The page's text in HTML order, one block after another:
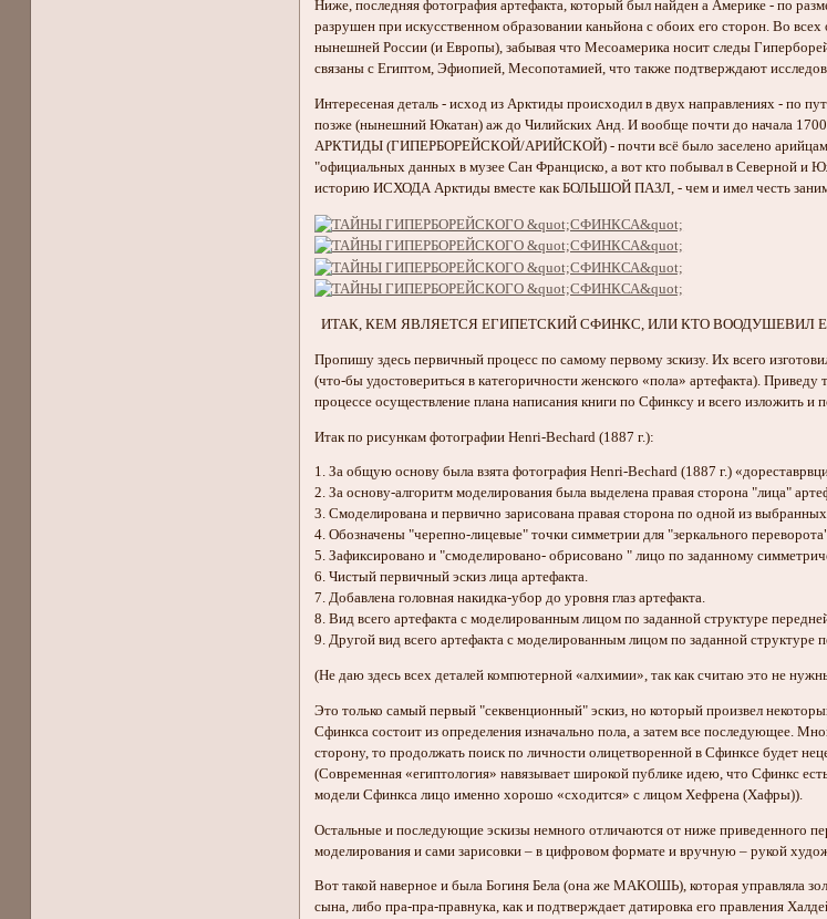
Ниже, последняя фотография артефакта, который был найден а Америке - по
разрушен при искусственном образовании каньйона с обоих его сторон. Во
нынешней России (и Европы), забывая что Месоамерика носит следы
связаны с Египтом, Эфиопией, Месопотамией, что также подтверждают
Интересеная деталь - исход из Арктиды происходил в двух направлениях -
позже (нынешний Юкатан) аж до Чилийских Анд. И вообще почти до начала
АРКТИДЫ (ГИПЕРБОРЕЙСКОЙ/АРИЙСКОЙ) - почти всё было заселено арийцами,
"официальных данных в музее Сан Франциско, а вот кто побывал в Северной
историю ИСХОДА Арктиды вместе как БОЛЬШОЙ ПАЗЛ, - чем и имел честь
ИТАК, КЕМ ЯВЛЯЕТСЯ ЕГИПЕТСКИЙ СФИНКС, ИЛИ КТО ВООДУШЕВИЛ
Пропишу здесь первичный процесс по самому первому зскизу. Их всего
(что-бы удостовериться в категоричности женского «пола» артефакта).
процессе осуществление плана написания книги по Сфинксу и всего изложить и
Итак по рисункам фотографии Henri-Bechard (1887 г.):
1. За общую основу была взята фотография Henri-Bechard (1887 г.)
2. За основу-алгоритм моделирования была выделена правая сторона "лица"
3. Смоделирована и первично зарисована правая сторона по одной из
4. Обозначены "черепно-лицевые" точки симметрии для "зеркального
5. Зафиксировано и "смоделировано- обрисовано " лицо по заданному
6. Чистый первичный эскиз лица артефакта.
7. Добавлена головная накидка-убор до уровня глаз артефакта.
8. Вид всего артефакта с моделированным лицом по заданной структуре
9. Другой вид всего артефакта с моделированным лицом по заданной структуре
(Не даю здесь всех деталей компютерной «алхимии», так как считаю это не
Это только самый первый "секвенционный" эскиз, но который произвел
Сфинкса состоит из определения изначально пола, а затем все последующее.
сторону, то продолжать поиск по личности олицетворенной в Сфинксе будет
(Современная «египтология» навязывает широкой публике идею, что Сфинкс
модели Сфинкса лицо именно хорошо «сходится» с лицом Хефрена (Хафры)).
Остальные и последующие эскизы немного отличаются от ниже приведенного
моделирования и сами зарисовки – в цифровом формате и вручную – рукой
Вот такой наверное и была Богиня Бела (она же МАКОШЬ), которая управляла
сына, либо пра-пра-правнука, как и подтверждает датировка его правления